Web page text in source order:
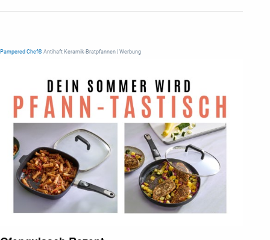
Pampered Chef® Antihaft Keramik-Bratpfannen | Werbung